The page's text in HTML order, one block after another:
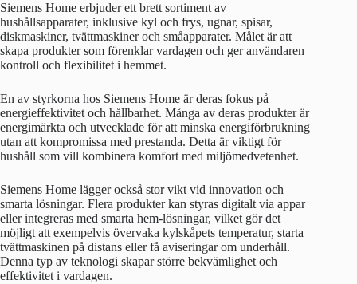
Siemens Home erbjuder ett brett sortiment av
hushållsapparater, inklusive kyl och frys, ugnar, spisar,
diskmaskiner, tvättmaskiner och småapparater. Målet är att
skapa produkter som förenklar vardagen och ger användaren
kontroll och flexibilitet i hemmet.
En av styrkorna hos Siemens Home är deras fokus på
energieffektivitet och hållbarhet. Många av deras produkter är
energimärkta och utvecklade för att minska energiförbrukning
utan att kompromissa med prestanda. Detta är viktigt för
hushåll som vill kombinera komfort med miljömedvetenhet.
Siemens Home lägger också stor vikt vid innovation och
smarta lösningar. Flera produkter kan styras digitalt via appar
eller integreras med smarta hem-lösningar, vilket gör det
möjligt att exempelvis övervaka kylskåpets temperatur, starta
tvättmaskinen på distans eller få aviseringar om underhåll.
Denna typ av teknologi skapar större bekvämlighet och
effektivitet i vardagen.